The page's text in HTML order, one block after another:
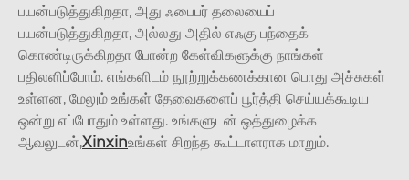
பயன்படுத்துகிறதா, அது ஃபைபர் தலையைப்
பயன்படுத்துகிறதா, அல்லது அதில் எஃகு பந்தைக்
கொண்டிருக்கிறதா போன்ற கேள்விகளுக்கு நாங்கள்
பதிலளிப்போம். எங்களிடம் நூற்றுக்கணக்கான பொது அச்சுகள்
உள்ளன, மேலும் உங்கள் தேவைகளைப் பூர்த்தி செய்யக்கூடிய
ஒன்று எப்போதும் உள்ளது. உங்களுடன் ஒத்துழைக்க
ஆவலுடன்,Xinxinஉங்கள் சிறந்த கூட்டாளராக மாறும்.